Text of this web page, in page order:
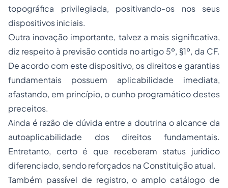
topográfica privilegiada, positivando-os nos seus
dispositivos iniciais.
Outra inovação importante, talvez a mais significativa,
diz respeito à previsão contida no artigo 5º, §1º, da CF.
De acordo com este dispositivo, os direitos e garantias
fundamentais possuem aplicabilidade imediata,
afastando, em princípio, o cunho programático destes
preceitos.
Ainda é razão de dúvida entre a doutrina o alcance da
autoaplicabilidade dos direitos fundamentais.
Entretanto, certo é que receberam status jurídico
diferenciado, sendo reforçados na Constituição atual.
Também passível de registro, o amplo catálogo de